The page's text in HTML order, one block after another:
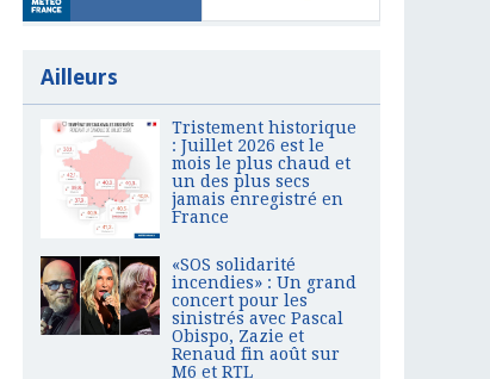
Ailleurs
Tristement historique
: Juillet 2026 est le
mois le plus chaud et
un des plus secs
jamais enregistré en
France
«SOS solidarité
incendies» : Un grand
concert pour les
sinistrés avec Pascal
Obispo, Zazie et
Renaud fin août sur
M6 et RTL